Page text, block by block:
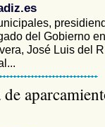
del Gobierno
José Luis del